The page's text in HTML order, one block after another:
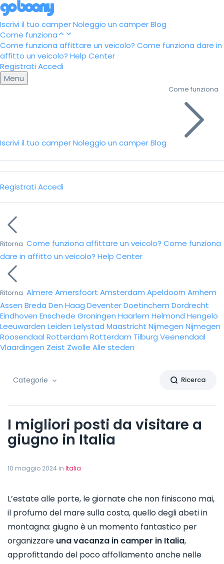
Iscrivi il tuo camperNoleggio un camperBlog
Come funziona
Come funziona affittare un veicolo? Come funziona dare in
affitto un veicolo? Help Center
Registrati Accedi
Menu
Iscrivi il tuo camperNoleggio un camperBlog
Come funziona
Registrati Accedi
Ritorna Come funziona affittare un veicolo? Come funziona
dare in affitto un veicolo? Help Center
Ritorna Almere Amersfoort Amsterdam Apeldoorn Arnhem
Assen Breda Den Haag DeventerDoetinchem Dordrecht
Eindhoven Enschede Groningen Haarlem Helmond Hengelo
Leeuwarden Leiden Lelystad Maastricht Nijmegen Nijmegen
Roosendaal Rotterdam Rotterdam Tilburg Veenendaal
Vlaardingen Zeist Zwolle Alle steden
Categorie Ricerca
I migliori posti da visitare a
giugno in Italia
10 maggio 2024 in Italia
L’estate alle porte, le giornate che non finiscono mai,
il profumo del mare sulla costa, quello degli abeti in
montagna: giugno è un momento fantastico per
organizzare una vacanza in camper in Italia,
approfittando del poco affollamento anche nelle